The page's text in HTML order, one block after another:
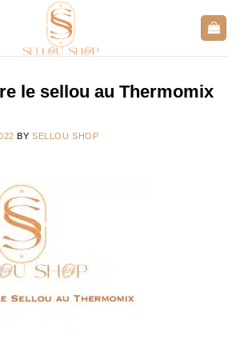
le sellou au Thermomix
BYSELLOU SHOP